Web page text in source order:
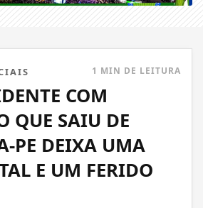
1 MIN DE LEITURA
COM
QUE SAIU DE
PE DEIXA UMA
E UM FERIDO